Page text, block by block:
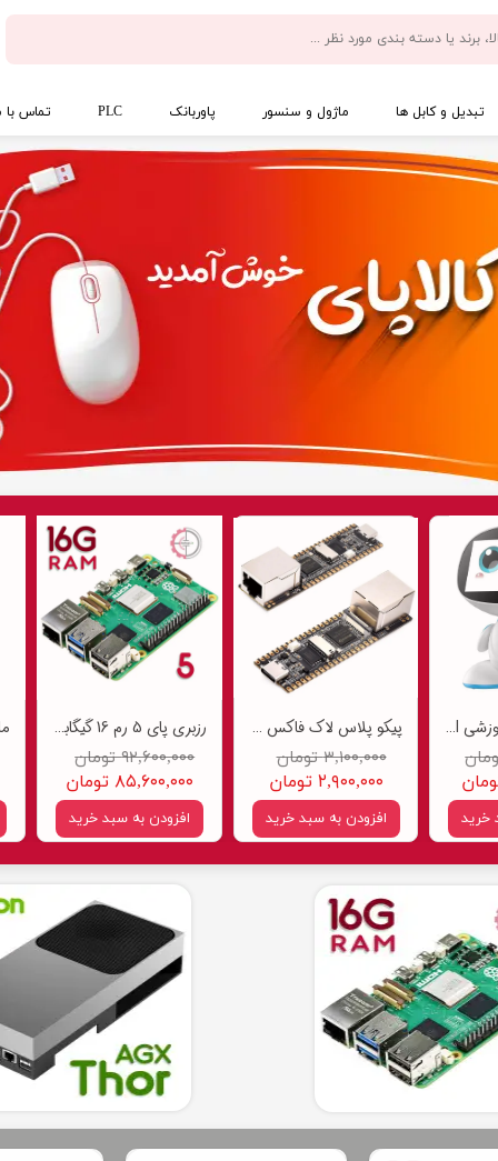
تبدیل و کابل ها ماژول و سنسور پاوربانک PLC تماس با
رزبری پای 5 رم 16 گیگابایت Raspberry Pi 5 16GB
۹۲,۶۰۰,۰۰۰ تومان
۸۵,۶۰۰,۰۰۰ تومان
افزودن به سبد خرید
پیکو پلاس لاک فاکس LuckFox Pico Plus RV1103 Linux Micro
۳,۱۰۰,۰۰۰ تومان
۲,۹۰۰,۰۰۰ تومان
افزودن به سبد خرید
ربات هوشمند آموزشی AI Robot Educational
خرید